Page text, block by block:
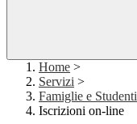
Home >
Servizi >
Famiglie e Studenti
Iscrizioni on-line